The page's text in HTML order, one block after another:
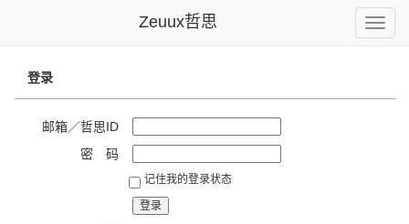
Toggle
Zeuux哲思
登录
邮箱／哲思ID
密 码
记住我的登录状态